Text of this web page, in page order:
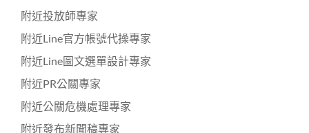
附近投放師專家
附近Line官方帳號代操專家
附近Line圖文選單設計專家
附近PR公關專家
附近公關危機處理專家
附近發布新聞稿專家